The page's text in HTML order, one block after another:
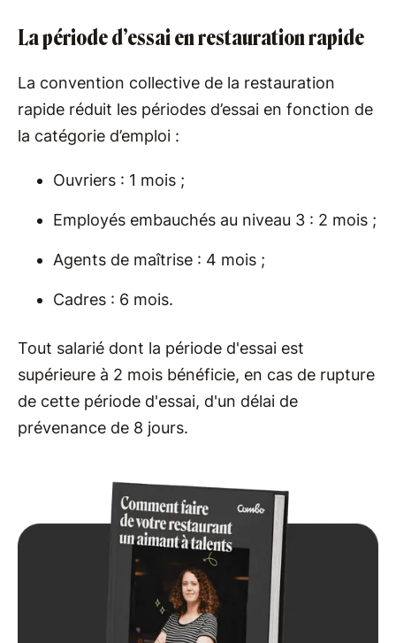
La période d’essai en restauration rapide
La convention collective de la restauration
rapide réduit les périodes d’essai en fonction de
la catégorie d’emploi :
Ouvriers : 1 mois ;
Employés embauchés au niveau 3 : 2 mois ;
Agents de maîtrise : 4 mois ;
Cadres : 6 mois.
Tout salarié dont la période d'essai est
supérieure à 2 mois bénéficie, en cas de rupture
de cette période d'essai, d'un délai de
prévenance de 8 jours.